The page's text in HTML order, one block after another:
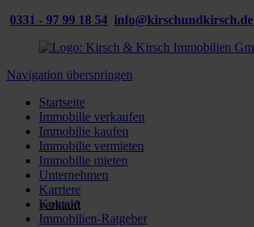
0331 - 97 99 18 54 info@kirschundkirsch.de
Navigation überspringen
Startseite
Immobilie verkaufen
Immobilie kaufen
Immobilie vermieten
Immobilie mieten
Unternehmen
Karriere
Kontakt
Immobilien-Ratgeber
verkauft